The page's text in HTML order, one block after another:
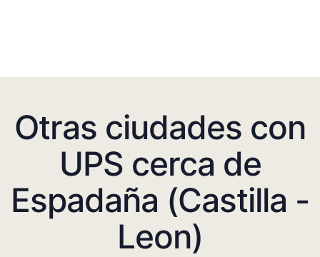
Otras ciudades con
UPS cerca de
Espadaña (Castilla -
Leon)